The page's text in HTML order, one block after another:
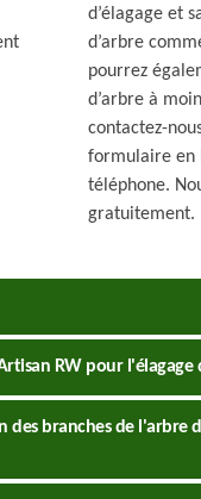
d’élagage et
d’arbre
pourrez
d’arbre à
contactez-
formulaire en
téléphone.
gratuitement.
RW pour l'élagage
branches de l'arbre